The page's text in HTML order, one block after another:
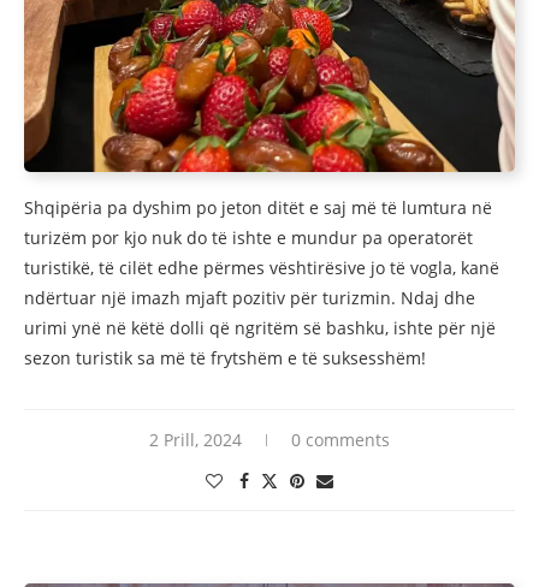
Shqipëria pa dyshim po jeton ditët e saj më të lumtura në
turizëm por kjo nuk do të ishte e mundur pa operatorët
turistikë, të cilët edhe përmes vështirësive jo të vogla, kanë
ndërtuar një imazh mjaft pozitiv për turizmin. Ndaj dhe
urimi ynë në këtë dolli që ngritëm së bashku, ishte për një
sezon turistik sa më të frytshëm e të suksesshëm!
2 Prill, 2024 0 comments